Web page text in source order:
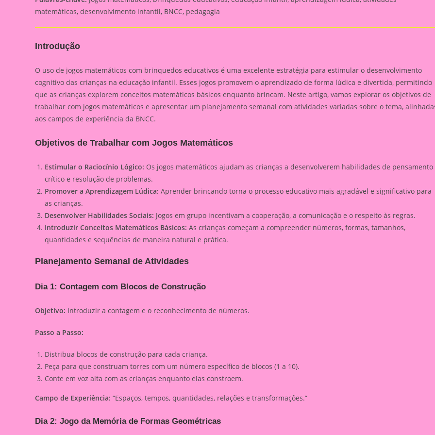
matemáticas, desenvolvimento infantil, BNCC, pedagogia
Introdução
O uso de jogos matemáticos com brinquedos educativos é uma excelente estratégia para estimular o desenvolvimento
cognitivo das crianças na educação infantil. Esses jogos promovem o aprendizado de forma lúdica e divertida, permitindo
que as crianças explorem conceitos matemáticos básicos enquanto brincam. Neste artigo, vamos explorar os objetivos de
trabalhar com jogos matemáticos e apresentar um planejamento semanal com atividades variadas sobre o tema,
aos campos de experiência da BNCC.
Objetivos de Trabalhar com Jogos Matemáticos
Estimular o Raciocínio Lógico: Os jogos matemáticos ajudam as crianças a desenvolverem habilidades de pensamento
crítico e resolução de problemas.
Promover a Aprendizagem Lúdica: Aprender brincando torna o processo educativo mais agradável e significativo para
as crianças.
Desenvolver Habilidades Sociais: Jogos em grupo incentivam a cooperação, a comunicação e o respeito às regras.
Introduzir Conceitos Matemáticos Básicos: As crianças começam a compreender números, formas, tamanhos,
quantidades e sequências de maneira natural e prática.
Planejamento Semanal de Atividades
Dia 1: Contagem com Blocos de Construção
Objetivo: Introduzir a contagem e o reconhecimento de números.
Passo a Passo:
Distribua blocos de construção para cada criança.
Peça para que construam torres com um número específico de blocos (1 a 10).
Conte em voz alta com as crianças enquanto elas constroem.
Campo de Experiência: “Espaços, tempos, quantidades, relações e transformações.”
Dia 2: Jogo da Memória de Formas Geométricas